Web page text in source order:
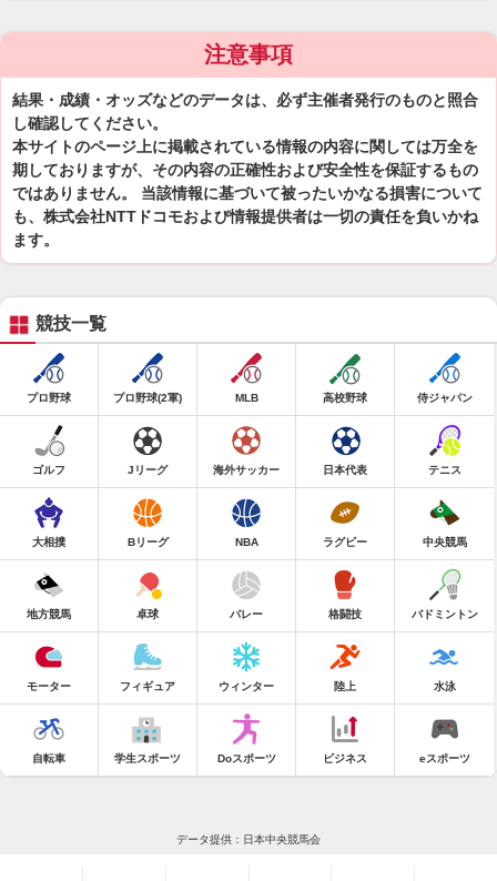
注意事項
結果・成績・オッズなどのデータは、必ず主催者発行のものと照合
し確認してください。
本サイトのページ上に掲載されている情報の内容に関しては万全を
期しておりますが、その内容の正確性および安全性を保証するもの
ではありません。 当該情報に基づいて被ったいかなる損害について
も、株式会社NTTドコモおよび情報提供者は一切の責任を負いかね
ます。
競技一覧
プロ野球 プロ野球(2軍) MLB 高校野球 侍ジャパン
ゴルフ Jリーグ 海外サッカー 日本代表 テニス
大相撲 Bリーグ NBA ラグビー 中央競馬
地方競馬 卓球 バレー 格闘技 バドミントン
モーター フィギュア ウィンター 陸上 水泳
自転車 学生スポーツ Doスポーツ ビジネス eスポーツ
データ提供：日本中央競馬会